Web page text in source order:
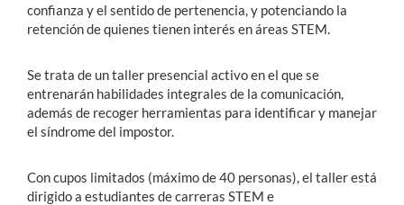
confianza y el sentido de pertenencia, y potenciando la
retención de quienes tienen interés en áreas STEM.
Se trata de un taller presencial activo en el que se
entrenarán habilidades integrales de la comunicación,
además de recoger herramientas para identificar y manejar
el síndrome del impostor.
Con cupos limitados (máximo de 40 personas), el taller está
dirigido a estudiantes de carreras STEM e